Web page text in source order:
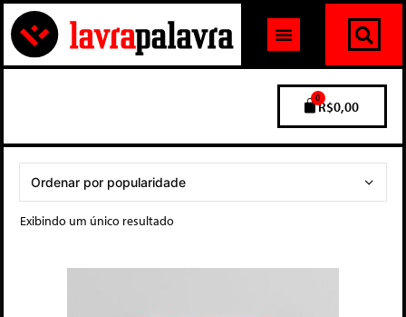
R$0,00
0
Exibindo um único resultado